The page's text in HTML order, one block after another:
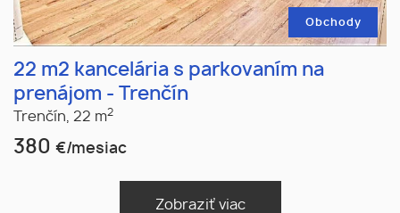
Obchody
22 m2 kancelária s parkovaním na
prenájom - Trenčín
Trenčín, 22 m2
380 €/mesiac
Zobraziť viac